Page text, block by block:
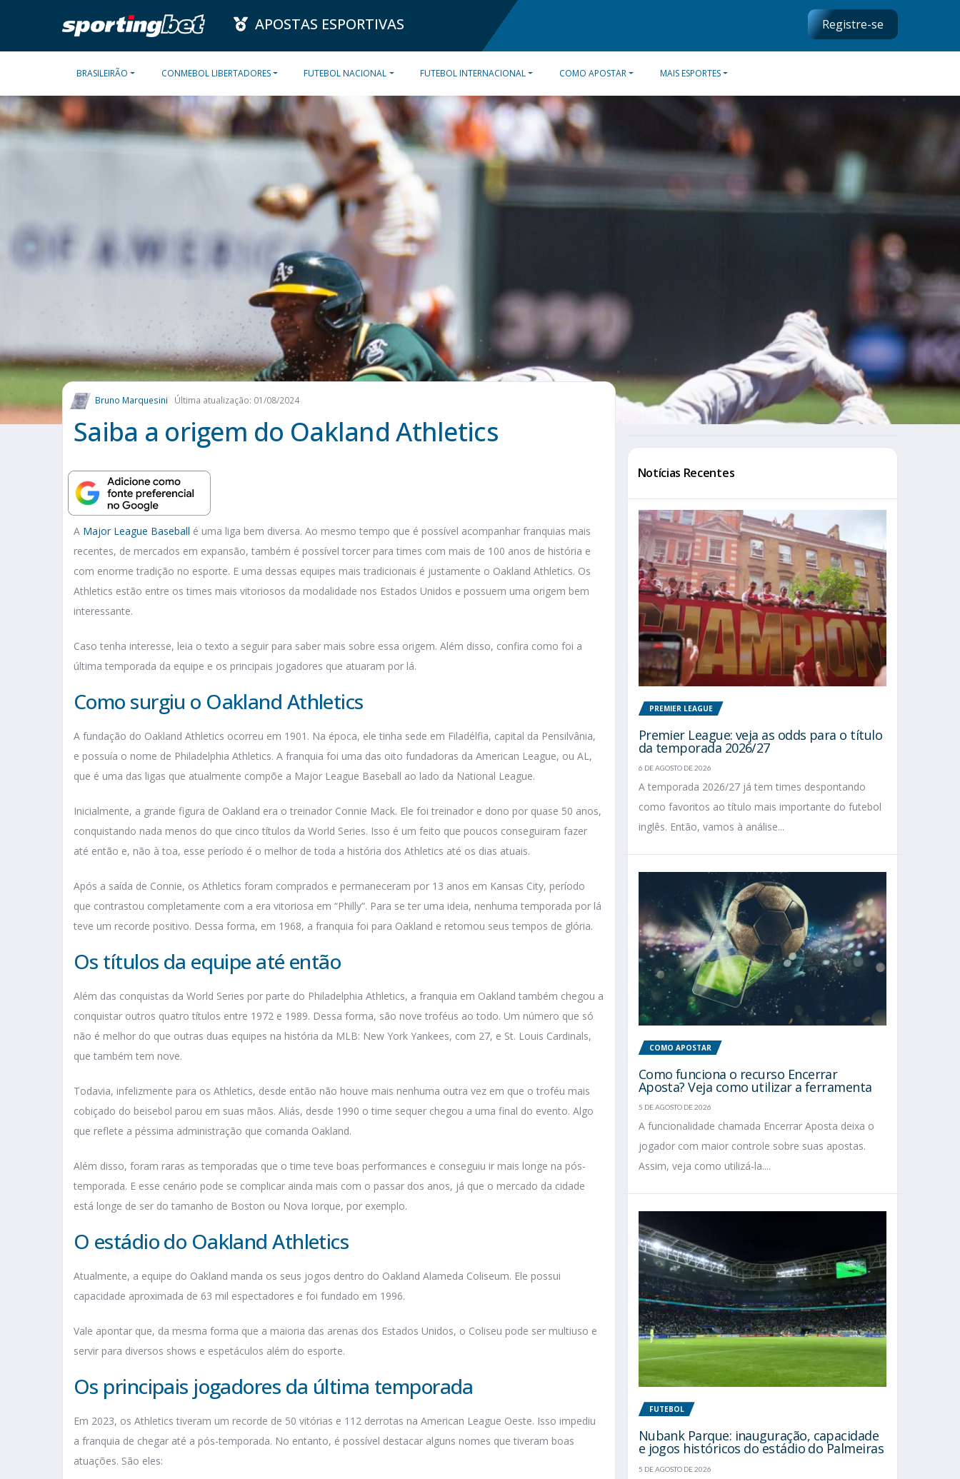
APOSTAS ESPORTIVAS Registre-se
BRASILEIRÃO CONMEBOL LIBERTADORES FUTEBOL NACIONAL FUTEBOL INTERNACIONAL COMO APOSTAR MAIS ESPORTES
Bruno Marquesini Última atualização: 01/08/2024
Saiba a origem do Oakland Athletics
A Major League Baseball é uma liga bem diversa. Ao mesmo tempo que é possível acompanhar franquias mais
recentes, de mercados em expansão, também é possível torcer para times com mais de 100 anos de história e
com enorme tradição no esporte. E uma dessas equipes mais tradicionais é justamente o Oakland Athletics. Os
Athletics estão entre os times mais vitoriosos da modalidade nos Estados Unidos e possuem uma origem bem
interessante.
Caso tenha interesse, leia o texto a seguir para saber mais sobre essa origem. Além disso, confira como foi a
última temporada da equipe e os principais jogadores que atuaram por lá.
Como surgiu o Oakland Athletics
A fundação do Oakland Athletics ocorreu em 1901. Na época, ele tinha sede em Filadélfia, capital da Pensilvânia,
e possuía o nome de Philadelphia Athletics. A franquia foi uma das oito fundadoras da American League, ou AL,
que é uma das ligas que atualmente compõe a Major League Baseball ao lado da National League.
Inicialmente, a grande figura de Oakland era o treinador Connie Mack. Ele foi treinador e dono por quase 50 anos,
conquistando nada menos do que cinco títulos da World Series. Isso é um feito que poucos conseguiram fazer
até então e, não à toa, esse período é o melhor de toda a história dos Athletics até os dias atuais.
Após a saída de Connie, os Athletics foram comprados e permaneceram por 13 anos em Kansas City, período
que contrastou completamente com a era vitoriosa em “Philly”. Para se ter uma ideia, nenhuma temporada por lá
teve um recorde positivo. Dessa forma, em 1968, a franquia foi para Oakland e retomou seus tempos de glória.
Os títulos da equipe até então
Além das conquistas da World Series por parte do Philadelphia Athletics, a franquia em Oakland também chegou a
conquistar outros quatro títulos entre 1972 e 1989. Dessa forma, são nove troféus ao todo. Um número que só
não é melhor do que outras duas equipes na história da MLB: New York Yankees, com 27, e St. Louis Cardinals,
que também tem nove.
Todavia, infelizmente para os Athletics, desde então não houve mais nenhuma outra vez em que o troféu mais
cobiçado do beisebol parou em suas mãos. Aliás, desde 1990 o time sequer chegou a uma final do evento. Algo
que reflete a péssima administração que comanda Oakland.
Além disso, foram raras as temporadas que o time teve boas performances e conseguiu ir mais longe na pós-
temporada. E esse cenário pode se complicar ainda mais com o passar dos anos, já que o mercado da cidade
está longe de ser do tamanho de Boston ou Nova Iorque, por exemplo.
O estádio do Oakland Athletics
Atualmente, a equipe do Oakland manda os seus jogos dentro do Oakland Alameda Coliseum. Ele possui
capacidade aproximada de 63 mil espectadores e foi fundado em 1996.
Vale apontar que, da mesma forma que a maioria das arenas dos Estados Unidos, o Coliseu pode ser multiuso e
servir para diversos shows e espetáculos além do esporte.
Os principais jogadores da última temporada
Em 2023, os Athletics tiveram um recorde de 50 vitórias e 112 derrotas na American League Oeste. Isso impediu
a franquia de chegar até a pós-temporada. No entanto, é possível destacar alguns nomes que tiveram boas
atuações. São eles:
Notícias Recentes
PREMIER LEAGUE
Premier League: veja as odds para o título
da temporada 2026/27
6 DE AGOSTO DE 2026
A temporada 2026/27 já tem times despontando
como favoritos ao título mais importante do futebol
inglês. Então, vamos à análise...
COMO APOSTAR
Como funciona o recurso Encerrar
Aposta? Veja como utilizar a ferramenta
5 DE AGOSTO DE 2026
A funcionalidade chamada Encerrar Aposta deixa o
jogador com maior controle sobre suas apostas.
Assim, veja como utilizá-la....
FUTEBOL
Nubank Parque: inauguração, capacidade
e jogos históricos do estádio do Palmeiras
5 DE AGOSTO DE 2026